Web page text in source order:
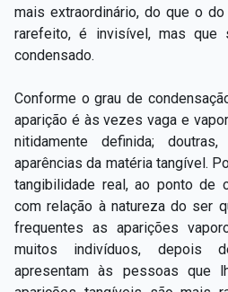
mais extraordinário, do que o
rarefeito, é invisível, mas que
condensado.
Conforme o grau de
aparição é às vezes vaga e
nitidamente definida;
aparências da matéria tangível.
tangibilidade real, ao ponto de
com relação à natureza do ser
frequentes as aparições
muitos indivíduos, depois
apresentam às pessoas que